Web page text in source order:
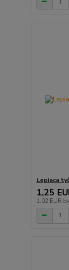
Lepiaca
1,25
1,02 EUR